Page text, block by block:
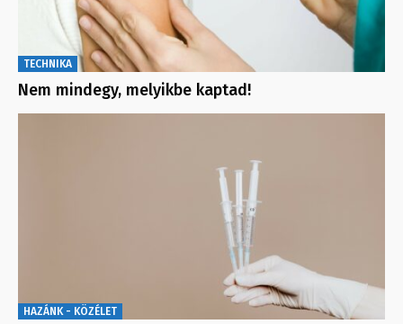
TECHNIKA
Nem mindegy, melyikbe kaptad!
HAZÁNK - KÖZÉLET